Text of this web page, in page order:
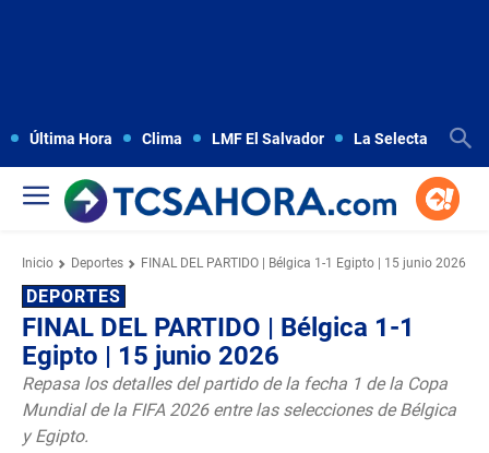
Última Hora Clima LMF El Salvador La Selecta
Inicio Deportes FINAL DEL PARTIDO | Bélgica 1-1 Egipto | 15 junio 2026
DEPORTES
FINAL DEL PARTIDO | Bélgica 1-1
Egipto | 15 junio 2026
Repasa los detalles del partido de la fecha 1 de la Copa
Mundial de la FIFA 2026 entre las selecciones de Bélgica
y Egipto.